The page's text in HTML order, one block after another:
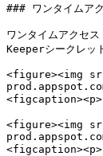
### ワンタイムア
ワンタイムアクセ
Keeperシークレッ
<figure><img
<figcaption><p>
<figure><img
<figcaption><p>